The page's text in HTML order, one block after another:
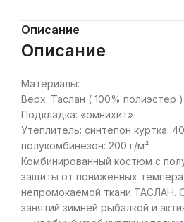
Описание
Описание
Материалы:
Верх: Таслан ( 100% полиэстер )
Подкладка: «омнихит»
Утеплитель: синтепон куртка:
полукомбинезон: 200 г/м²
Комбинированный костюм с
защиты от пониженных
непромокаемой ткани ТАСЛАН.
занятий зимней рыбалкой и